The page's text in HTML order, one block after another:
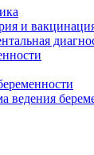
и
ведения